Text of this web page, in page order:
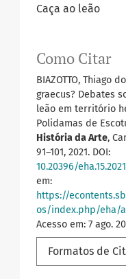
Caça ao leão
Como Citar
BIAZOTTO, Thiago
graecus? Debates
leão em território
Polidamas de
História da Arte,
91–101, 2021. DOI:
10.20396/
em:
https://
os/index.php/eha/
Acesso em: 7 ago.
Formatos de